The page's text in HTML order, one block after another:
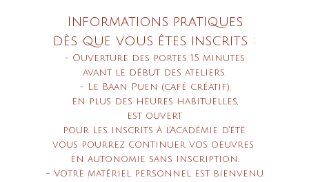
Informations pratiques
dès que vous êtes inscrits :
- Ouverture des portes 15 minutes
avant le début des ateliers.
- Le Baan Puen (café créatif),
en plus des heures habituelles,
est ouvert
pour les inscrits à l'Académie d'été.
vous pourrez continuer vos oeuvres
en autonomie sans inscription.
- Votre matériel personnel est bienvenu.